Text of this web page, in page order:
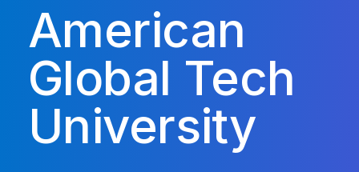
American
Global Tech
University